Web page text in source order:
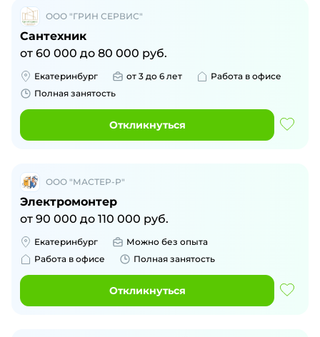
ООО "ГРИН СЕРВИС"
Сантехник
от 60 000 до 80 000 руб.
Екатеринбург от 3 до 6 лет
Работа в офисе
Полная занятость
Откликнуться
ООО "МАСТЕР-Р"
Электромонтер
от 90 000 до 110 000 руб.
Екатеринбург
Можно без опыта
Работа в офисе
Полная занятость
Откликнуться